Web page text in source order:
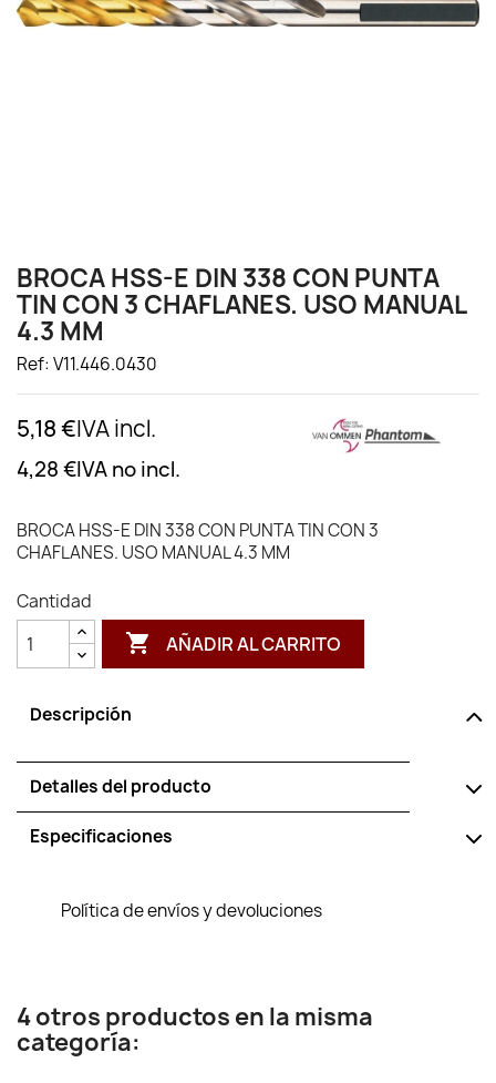
BROCA HSS-E DIN 338 CON PUNTA
TIN CON 3 CHAFLANES. USO MANUAL
4.3 MM
Ref: V11.446.0430
5,18 €IVA incl.
4,28 €IVA no incl.
BROCA HSS-E DIN 338 CON PUNTA TIN CON 3
CHAFLANES. USO MANUAL 4.3 MM
Cantidad
 AÑADIR AL CARRITO
Descripción
Detalles del producto
Especificaciones
Política de envíos y devoluciones
4 otros productos en la misma
categoría: